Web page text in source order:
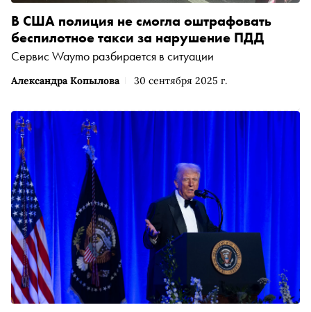
Александра Копылова 30 сентября 2025 г.
В США полиция не смогла оштрафовать
беспилотное такси за нарушение ПДД
Сервис Waymo разбирается в ситуации